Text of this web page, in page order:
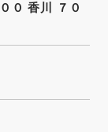
０ 香川 ７０